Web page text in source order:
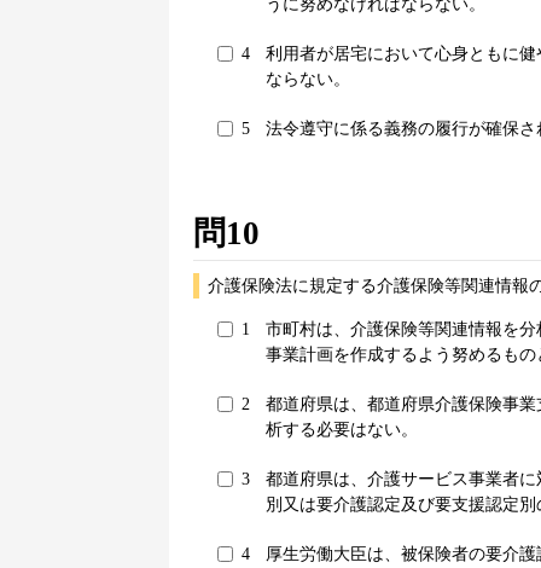
うに努めなければならない。
4
利用者が居宅において心身ともに
ならない。
5 法令遵守に係る義務の履行が確保
問10
介護保険法に規定する介護保険等関連情報
1
市町村は、介護保険等関連情報を
事業計画を作成するよう努めるもの
2
都道府県は、都道府県介護保険事
析する必要はない。
3
都道府県は、介護サービス事業者
別又は要介護認定及び要支援認定
4
厚生労働大臣は、被保険者の要介